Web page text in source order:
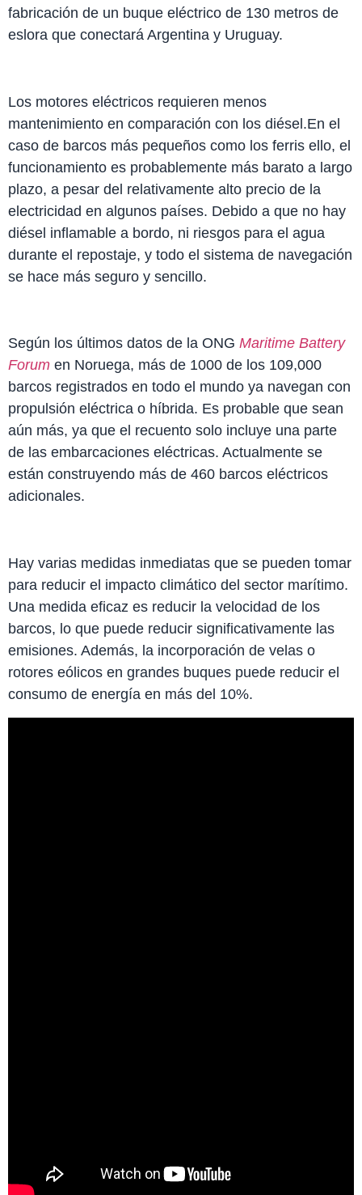
fabricación de un buque eléctrico de 130 metros de
eslora que conectará Argentina y Uruguay.
Los motores eléctricos requieren menos
mantenimiento en comparación con los diésel.En el
caso de barcos más pequeños como los ferris ello, el
funcionamiento es probablemente más barato a largo
plazo, a pesar del relativamente alto precio de la
electricidad en algunos países. Debido a que no hay
diésel inflamable a bordo, ni riesgos para el agua
durante el repostaje, y todo el sistema de navegación
se hace más seguro y sencillo.
Según los últimos datos de la ONG Maritime Battery
Forum en Noruega, más de 1000 de los 109,000
barcos registrados en todo el mundo ya navegan con
propulsión eléctrica o híbrida. Es probable que sean
aún más, ya que el recuento solo incluye una parte
de las embarcaciones eléctricas. Actualmente se
están construyendo más de 460 barcos eléctricos
adicionales.
Hay varias medidas inmediatas que se pueden tomar
para reducir el impacto climático del sector marítimo.
Una medida eficaz es reducir la velocidad de los
barcos, lo que puede reducir significativamente las
emisiones. Además, la incorporación de velas o
rotores eólicos en grandes buques puede reducir el
consumo de energía en más del 10%.